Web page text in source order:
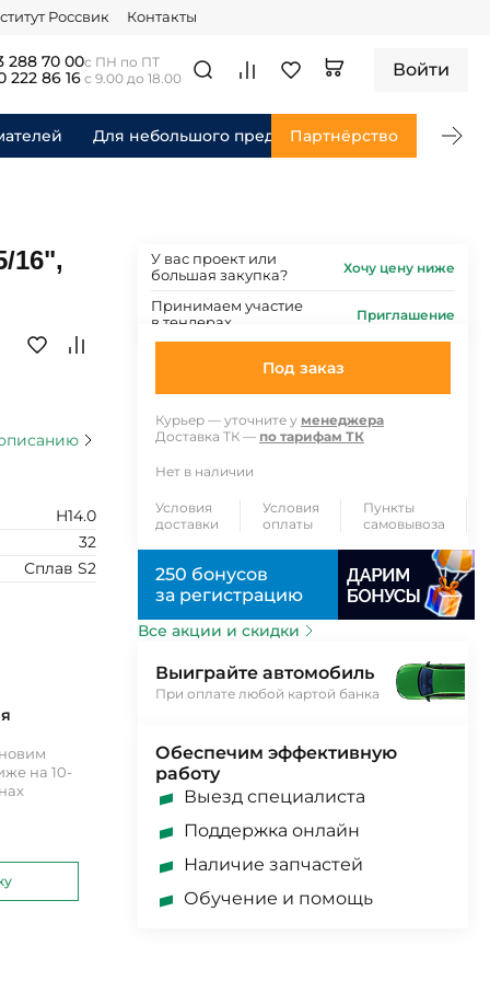
Россвик Контакты
288 70 00
222 86 16
с ПН по ПТ
с 9.00 до 18.00
Войти
Для небольшого предприятия Для
Партнёрство
16",
H14.0
32
Сплав S2
на 10-
У вас проект или
большая закупка?
Хочу цену ниже
Принимаем участие
в тендерах
Приглашение
Под заказ
Курьер — уточните у менеджера
Доставка ТК — по тарифам ТК
Нет в наличии
Условия
доставки
Условия
оплаты
Пункты
самовывоза
250 бонусов
за регистрацию
Все акции и скидки
Выиграйте автомобиль
При оплате любой картой банка
Обеспечим эффективную
работу
Выезд специалиста
Поддержка онлайн
Наличие запчастей
Обучение и помощь